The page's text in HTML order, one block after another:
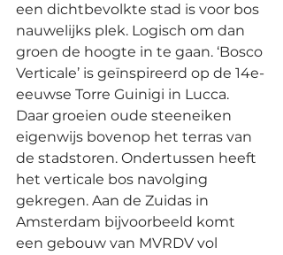
een dichtbevolkte stad is voor bos
nauwelijks plek. Logisch om dan
groen de hoogte in te gaan. ‘Bosco
Verticale’ is geïnspireerd op de 14e-
eeuwse Torre Guinigi in Lucca.
Daar groeien oude steeneiken
eigenwijs bovenop het terras van
de stadstoren. Ondertussen heeft
het verticale bos navolging
gekregen. Aan de Zuidas in
Amsterdam bijvoorbeeld komt
een gebouw van MVRDV vol